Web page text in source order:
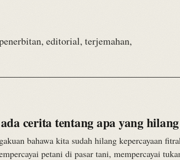
editorial, terjemahan,
cerita tentang apa yang hilang
bahawa kita sudah hilang kepercayaan
petani di pasar tani, mempercayai